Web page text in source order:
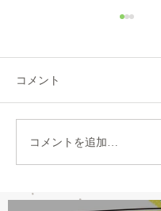
本日8/6（木）は修
より、12：00から他
す。 明日以降のご
いします。
コメント
コメントを追加…